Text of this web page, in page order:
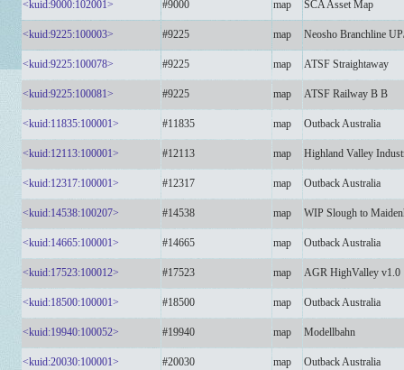
<kuid:9000:102001> #9000 map SCA Asset Map
<kuid:9225:100003> #9225 map Neosho Branchline
<kuid:9225:100078> #9225 map ATSF Straightaway
<kuid:9225:100081> #9225 map ATSF Railway B B
<kuid:11835:100001> #11835 map Outback Australia
<kuid:12113:100001> #12113 map Highland Valley
<kuid:12317:100001> #12317 map Outback Australia
<kuid:14538:100207> #14538 map WIP Slough to
<kuid:14665:100001> #14665 map Outback Australia
<kuid:17523:100012> #17523 map AGR HighValley v1.0
<kuid:18500:100001> #18500 map Outback Australia
<kuid:19940:100052> #19940 map Modellbahn
<kuid:20030:100001> #20030 map Outback Australia